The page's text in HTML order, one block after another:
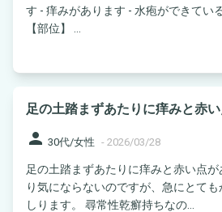
す - 痒みがあります - 水疱ができてい
【部位】 ...
足の土踏まずあたりに痒みと赤
person 30代/女性 - 2026/03/28
足の土踏まずあたりに痒みと赤い点
り気にならないのですが、急にとて
しります。 尋常性乾癬持ちなの...